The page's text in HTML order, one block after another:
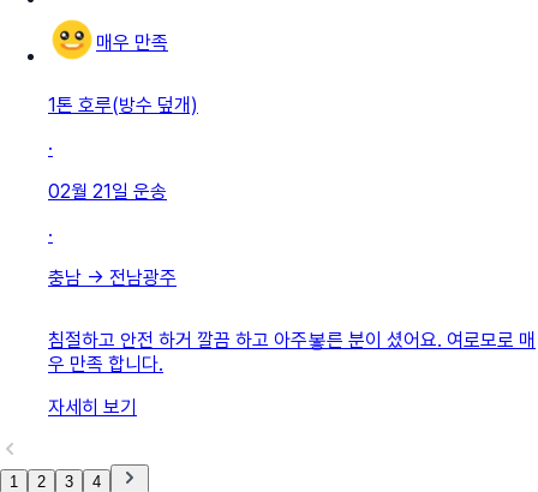
매우 만족
1톤 호루(방수 덮개)
·
02월 21일 운송
·
충남 → 전남광주
침절하고 안전 하거 깔끔 하고 아주봏른 분이 셨어요. 여로모로 매
우 만족 합니다.
자세히 보기
1 2 3 4